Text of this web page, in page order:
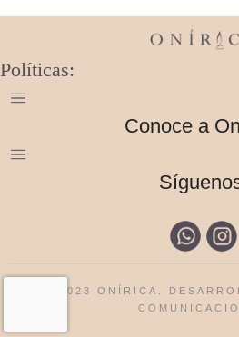
Políticas:
Conoce a
© 2023 ONÍRICA.